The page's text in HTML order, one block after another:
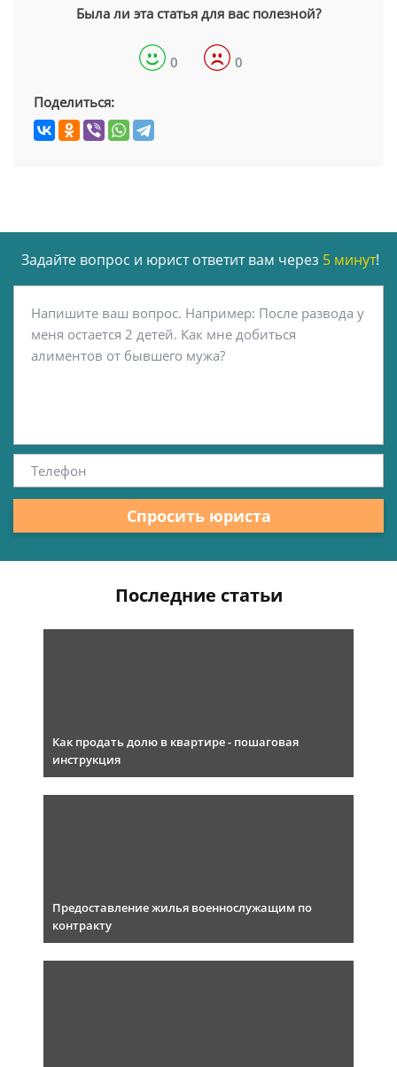
Была ли эта статья для вас полезной?
0 0
Поделиться:
Задайте вопрос и юрист ответит вам через 5 минут!
Спросить юриста
Последние статьи
Как продать долю в квартире - пошаговая
инструкция
Предоставление жилья военнослужащим по
контракту